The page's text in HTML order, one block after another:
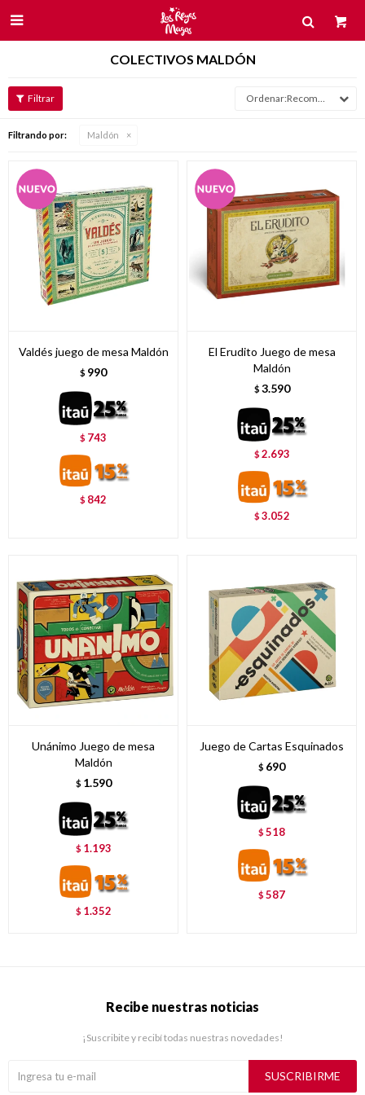

COLECTIVOS MALDÓN
Recomendados
Filtrando por: Maldón
Valdés juego de mesa Maldón
$ 990
$ 743
$ 842
El Erudito Juego de mesa
Maldón
$ 3.590
$2.693
$3.052
Unánimo Juego de mesa
Maldón
$ 1.590
$ 1.193
$ 1.352
Juego de Cartas Esquinados
$ 690
$518
$587
Recibe nuestras noticias
¡Suscribite y recibí todas nuestras novedades!
SUSCRIBIRME